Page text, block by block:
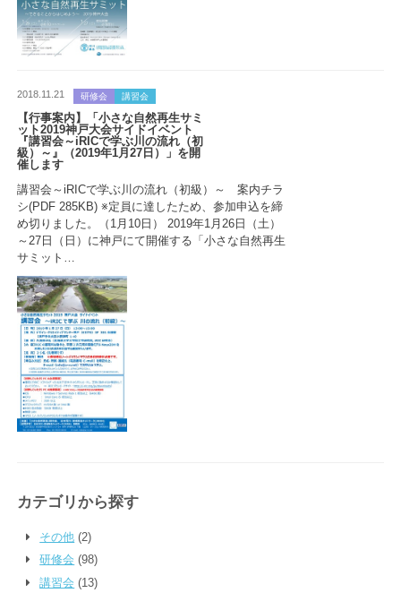
2018.11.21 研修会 講習会
【行事案内】「小さな自然再生サミ
ット2019神戸大会サイドイベント
『講習会～iRICで学ぶ川の流れ（初
級）～』（2019年1月27日）」を開
催します
講習会～iRICで学ぶ川の流れ（初級）～ 案内チラ
シ(PDF 285KB) ※定員に達したため、参加申込を締
め切りました。（1月10日） 2019年1月26日（土）
～27日（日）に神戸にて開催する「小さな自然再生
サミット…
カテゴリから探す
その他 (2)
研修会 (98)
講習会 (13)